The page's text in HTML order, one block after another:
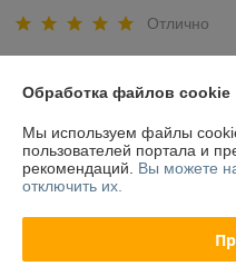
Отлично
Виктор
Нейтрально
Заказывал бегунок с двумя
язычком. Далее продавец
Цена вопроса копеешная,
Обработка файлов cookie
Мы используем файлы
пользователей портала и
рекомендаций. Вы можете
отключить их.